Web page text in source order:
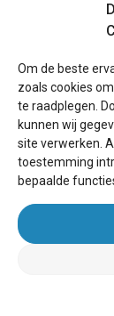
Om de beste
zoals cookies
te raadplegen.
kunnen wij
site verwerken.
toestemming
bepaalde
Over
Helpdesk
Leer ons